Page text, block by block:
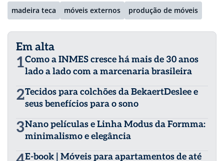
madeira teca móveis externos produção de móveis
Em alta
1Como a INMES cresce há mais de 30 anos
lado a lado com a marcenaria brasileira
2Tecidos para colchões da BekaertDeslee e
seus benefícios para o sono
3Nano películas e Linha Modus da Formma:
minimalismo e elegância
E-book | Móveis para apartamentos de até